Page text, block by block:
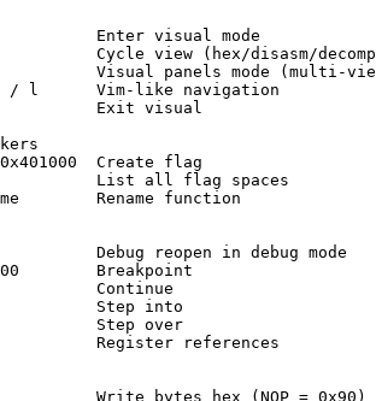
Enter visual mode
Cycle view (hex/disasm/
Visual panels mode (multi-
/ l      Vim-like navigation
Exit visual
Create flag
List all flag spaces
Rename function
Debug reopen in debug mode
Breakpoint
Continue
Step into
Step over
Register references
Write bytes hex (NOP = 0x90)